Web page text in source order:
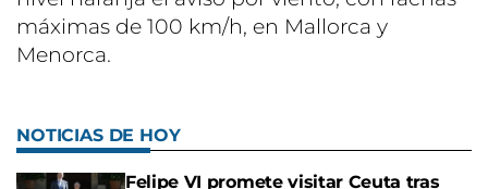
máximas de 100 km/h, en Mallorca y
Menorca.
NOTICIAS DE HOY
Felipe VI promete visitar Ceuta tras